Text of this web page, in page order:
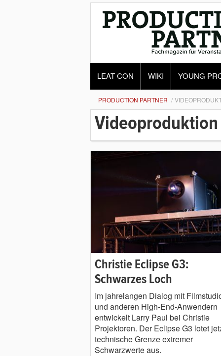
LEAT CON WIKI YOUNG
PRODUCTION PARTNER
Videoproduktion
Christie Eclipse G3:
Schwarzes Loch
Im jahrelangen Dialog mit
und anderen High-End-Anwendern
entwickelt Larry Paul bei Christie
Projektoren. Der Eclipse G3 lotet
technische Grenze extremer
Schwarzwerte aus.